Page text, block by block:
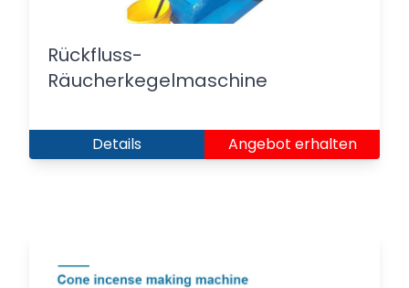
Rückfluss-
Räucherkegelmaschine
Details Angebot erhalten